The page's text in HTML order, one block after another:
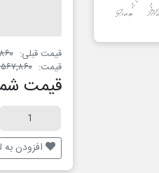
قیمت قبلی:
قیمت: ۵۹,۵۶۷,۸۶۰
قیمت
افزودن